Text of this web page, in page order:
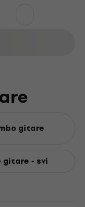
gitare
gitare - svi